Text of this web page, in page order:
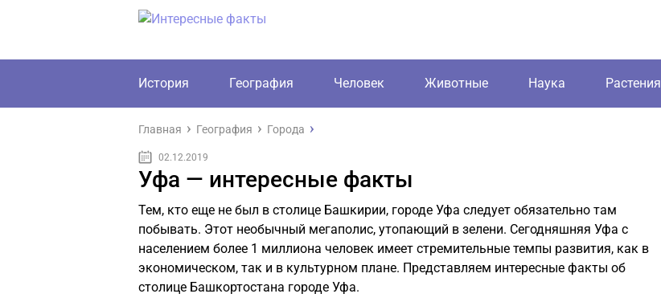
История География Человек Животные Наука Растения
Главная География Города
02.12.2019
Уфа — интересные факты
Тем, кто еще не был в столице Башкирии, городе Уфа следует обязательно там
побывать. Этот необычный мегаполис, утопающий в зелени. Сегодняшняя Уфа с
населением более 1 миллиона человек имеет стремительные темпы развития, как в
экономическом, так и в культурном плане. Представляем интересные факты об
столице Башкортостана городе Уфа.